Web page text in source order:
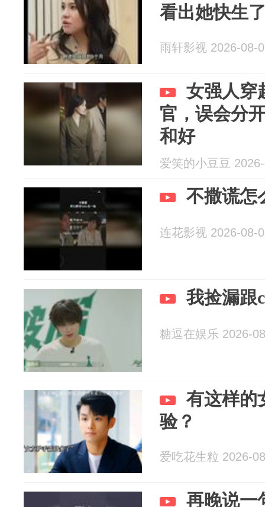
看出她快生
雨轩影视 2026-08-
女强人穿
官，误会分
和好
爱笑的小豆豆
不撒谎怎
连花影视 2026-08-
我捡漏跟
糖逗在娱乐 2026-
有这样的
验？
爱吃花生粒 2026-
再晚说一